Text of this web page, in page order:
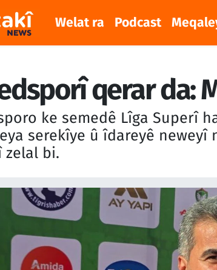
Welat ra Podcast
qerar da:
ke semedê Lîga Superî
serekîye û îdareyê
zelal bi.